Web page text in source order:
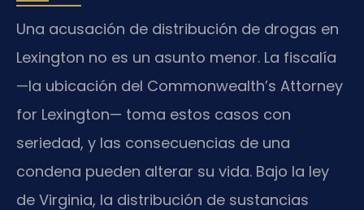
Una acusación de distribución de drogas en
Lexington no es un asunto menor. La fiscalía
—la ubicación del Commonwealth’s Attorney
for Lexington— toma estos casos con
seriedad, y las consecuencias de una
condena pueden alterar su vida. Bajo la ley
de Virginia, la distribución de sustancias